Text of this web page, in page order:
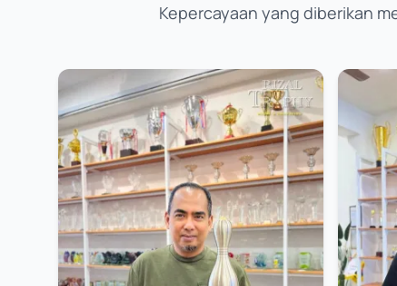
Kepercayaan yang diberikan